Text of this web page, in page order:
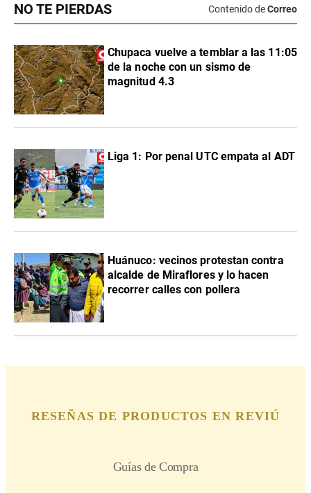
NO TE PIERDAS Contenido deCorreo
Chupaca vuelve a temblar a las 11:05
de la noche con un sismo de
magnitud 4.3
Liga 1: Por penal UTC empata al ADT
Huánuco: vecinos protestan contra
alcalde de Miraflores y lo hacen
recorrer calles con pollera